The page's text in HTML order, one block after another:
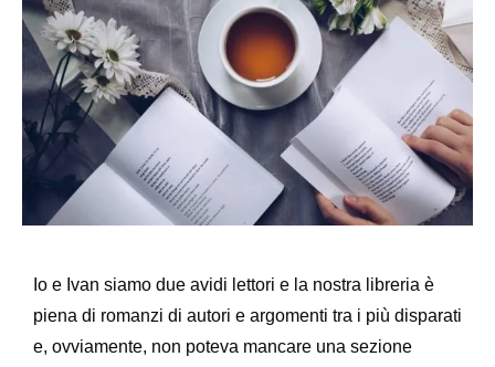
Io e Ivan siamo due avidi lettori e la nostra libreria è
piena di romanzi di autori e argomenti tra i più disparati
e, ovviamente, non poteva mancare una sezione